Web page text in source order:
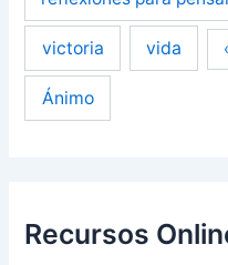
victoria vida
Ánimo
Recursos